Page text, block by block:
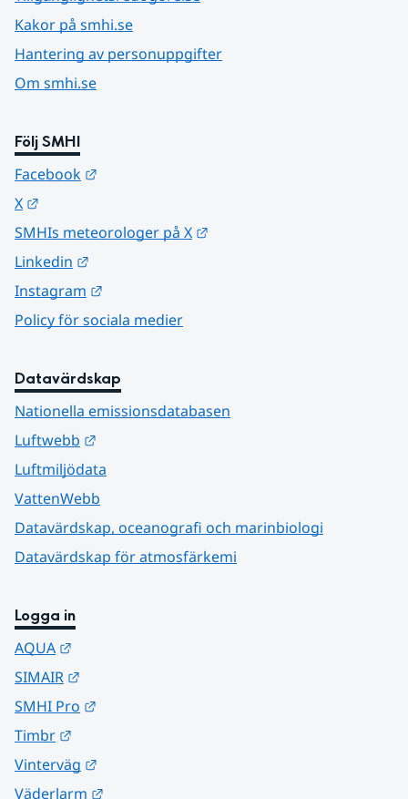
Kakor på smhi.se
Hantering av personuppgifter
Om smhi.se
Följ SMHI
Facebook
X
SMHIs meteorologer på X
Linkedin
Instagram
Policy för sociala medier
Datavärdskap
Nationella emissionsdatabasen
Luftwebb
Luftmiljödata
VattenWebb
Datavärdskap, oceanografi och marinbiologi
Datavärdskap för atmosfärkemi
Logga in
AQUA
SIMAIR
SMHI Pro
Timbr
Vinterväg
Väderlarm